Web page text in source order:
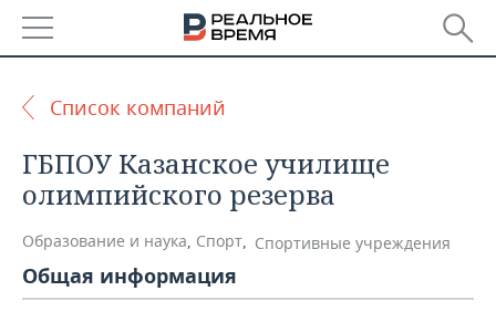
ТАТАРСТАН
УДМУРТИЯ
НОВОСТИ АНАЛИТИКИ
ДЕКЛАРАЦИИ О ДОХОДАХ
ЭКОНОМИКА
НОВОСТИ ЭКОНОМИКИ
ПРОМЫШЛЕННОСТЬ
Список компаний
ГБПОУ Казанское училище
олимпийского резерва
Образование и наука, Спорт, Спортивные учреждения
Общая информация